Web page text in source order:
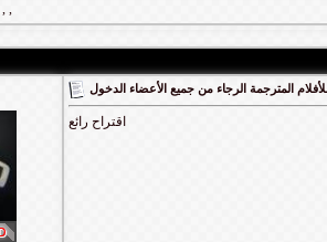
, ,
المترجمة الرجاء من جميع الأعضاء الدخول
اقتراح رائع